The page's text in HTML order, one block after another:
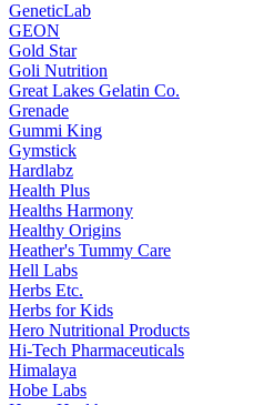
GeneticLab
GEON
Gold Star
Goli Nutrition
Great Lakes Gelatin Co.
Grenade
Gummi King
Gymstick
Hardlabz
Health Plus
Healths Harmony
Healthy Origins
Heather's Tummy Care
Hell Labs
Herbs Etc.
Herbs for Kids
Hero Nutritional Products
Hi-Tech Pharmaceuticals
Himalaya
Hobe Labs